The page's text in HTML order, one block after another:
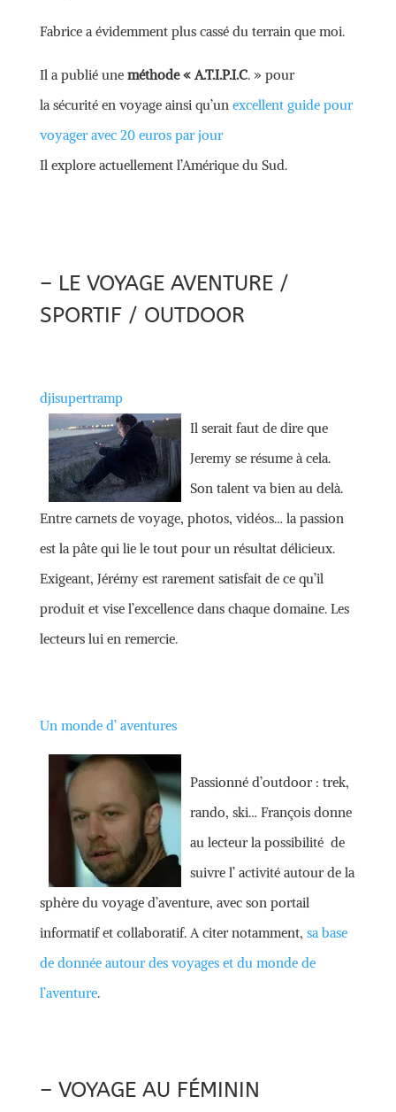
Fabrice a évidemment plus cassé du terrain que moi.
Il a publié une méthode « A.T.I.P.I.C. » pour
la sécurité en voyage ainsi qu’un excellent guide pour
voyager avec 20 euros par jour
Il explore actuellement l’Amérique du Sud.
– LE VOYAGE AVENTURE /
SPORTIF / OUTDOOR
djisupertramp
Il serait faut de dire que
Jeremy se résume à cela.
Son talent va bien au delà.
Entre carnets de voyage, photos, vidéos… la passion
est la pâte qui lie le tout pour un résultat délicieux.
Exigeant, Jérémy est rarement satisfait de ce qu’il
produit et vise l’excellence dans chaque domaine. Les
lecteurs lui en remercie.
Un monde d’ aventures
Passionné d’outdoor : trek,
rando, ski… François donne
au lecteur la possibilité de
suivre l’ activité autour de la
sphère du voyage d’aventure, avec son portail
informatif et collaboratif. A citer notamment, sa base
de donnée autour des voyages et du monde de
l’aventure.
– VOYAGE AU FÉMININ